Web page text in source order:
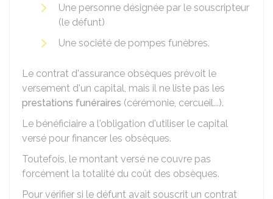
Une personne désignée par le souscripteur
(le défunt)
Une société de pompes funèbres.
Le contrat d'assurance obsèques prévoit le
versement d'un capital, mais il ne liste pas les
prestations funéraires (cérémonie, cercueil...).
Le bénéficiaire a l'obligation d'utiliser le capital
versé pour financer les obsèques.
Toutefois, le montant versé ne couvre pas
forcément la totalité du coût des obsèques.
Pour vérifier si le défunt avait souscrit un contrat